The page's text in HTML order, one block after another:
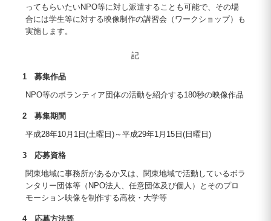
ってもらいたいNPO等に対し派遣することも可能で、その場
合には学生等に対する映像制作の講習会（ワークショップ）も
実施します。
記
1 募集作品
NPO等のボランティア団体の活動を紹介する180秒の映像作品
2 募集期間
平成28年10月1日(土曜日)～平成29年1月15日(日曜日)
3 応募資格
関東地域に事務所があるか又は、関東地域で活動しているボラ
ンタリー団体等（NPO法人、任意団体及び個人）とそのプロ
モーション映像を制作する高校・大学等
4 応募方法等